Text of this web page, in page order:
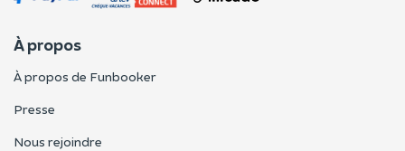
À propos
À propos de Funbooker
Presse
Nous rejoindre